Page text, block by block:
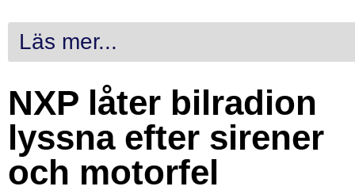
Läs mer...
NXP låter bilradion
lyssna efter sirener
och motorfel